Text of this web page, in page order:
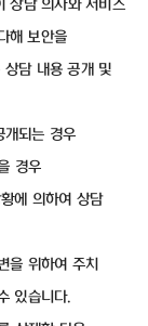
상담 의사와 서비스
해 보안을
상담 내용 공개 및
개되는 경우
경우
에 의하여 상담
을 위하여 주치
있습니다.